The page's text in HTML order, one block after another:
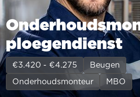
ploegendienst
€3.420 - €4.275
Beugen
Onderhoudsmonteur
MBO